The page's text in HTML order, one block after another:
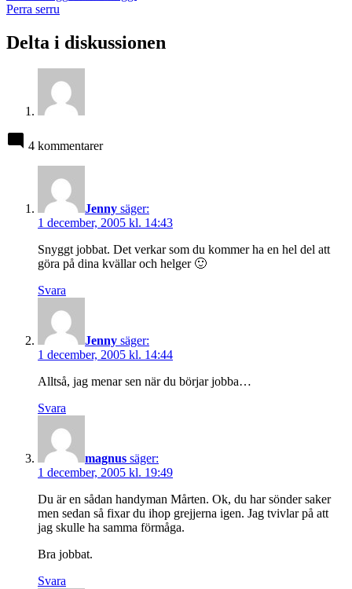
Perra serru
Delta i diskussionen
4 kommentarer
Jenny säger:
1 december, 2005 kl. 14:43
Snyggt jobbat. Det verkar som du kommer ha en hel del att
göra på dina kvällar och helger 🙂
Svara
Jenny säger:
1 december, 2005 kl. 14:44
Alltså, jag menar sen när du börjar jobba…
Svara
magnus säger:
1 december, 2005 kl. 19:49
Du är en sådan handyman Mårten. Ok, du har sönder saker
men sedan så fixar du ihop grejjerna igen. Jag tvivlar på att
jag skulle ha samma förmåga.
Bra jobbat.
Svara